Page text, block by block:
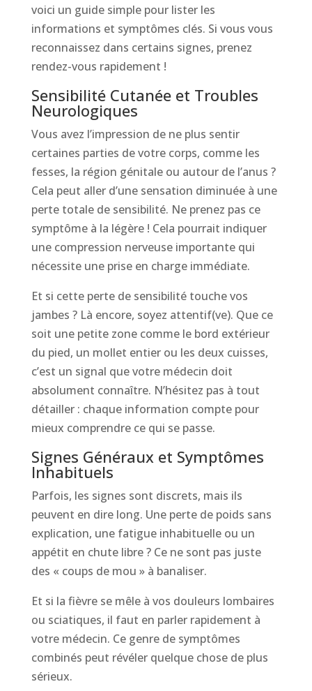
voici un guide simple pour lister les
informations et symptômes clés. Si vous vous
reconnaissez dans certains signes, prenez
rendez-vous rapidement !
Sensibilité Cutanée et Troubles
Neurologiques
Vous avez l’impression de ne plus sentir
certaines parties de votre corps, comme les
fesses, la région génitale ou autour de l’anus ?
Cela peut aller d’une sensation diminuée à une
perte totale de sensibilité. Ne prenez pas ce
symptôme à la légère ! Cela pourrait indiquer
une compression nerveuse importante qui
nécessite une prise en charge immédiate.
Et si cette perte de sensibilité touche vos
jambes ? Là encore, soyez attentif(ve). Que ce
soit une petite zone comme le bord extérieur
du pied, un mollet entier ou les deux cuisses,
c’est un signal que votre médecin doit
absolument connaître. N’hésitez pas à tout
détailler : chaque information compte pour
mieux comprendre ce qui se passe.
Signes Généraux et Symptômes
Inhabituels
Parfois, les signes sont discrets, mais ils
peuvent en dire long. Une perte de poids sans
explication, une fatigue inhabituelle ou un
appétit en chute libre ? Ce ne sont pas juste
des « coups de mou » à banaliser.
Et si la fièvre se mêle à vos douleurs lombaires
ou sciatiques, il faut en parler rapidement à
votre médecin. Ce genre de symptômes
combinés peut révéler quelque chose de plus
sérieux.